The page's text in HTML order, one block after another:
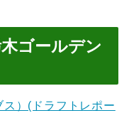
ゴールデン
）(ドラフトレポー